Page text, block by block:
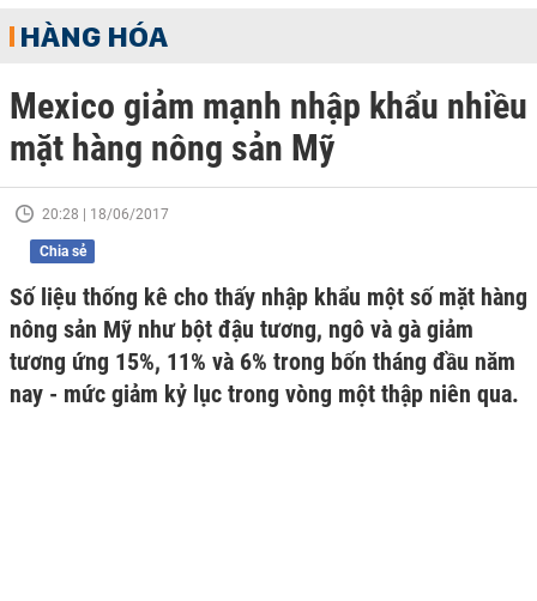
HÀNG HÓA
Mexico giảm mạnh nhập khẩu nhiều
mặt hàng nông sản Mỹ
20:28 | 18/06/2017
Chia sẻ
Số liệu thống kê cho thấy nhập khẩu một số mặt hàng
nông sản Mỹ như bột đậu tương, ngô và gà giảm
tương ứng 15%, 11% và 6% trong bốn tháng đầu năm
nay - mức giảm kỷ lục trong vòng một thập niên qua.